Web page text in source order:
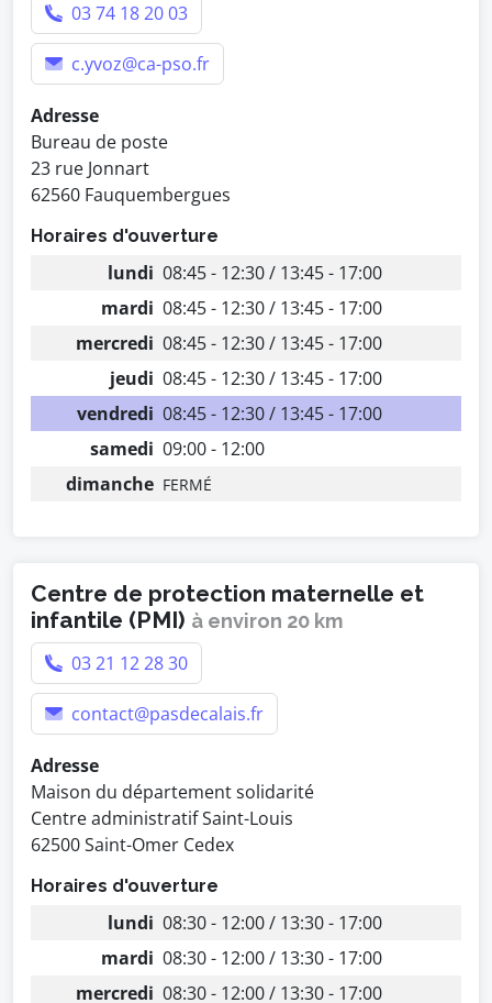
03 74 18 20 03
c.yvoz@ca-pso.fr
Adresse
Bureau de poste
23 rue Jonnart
62560 Fauquembergues
Horaires d'ouverture
lundi 08:45 - 12:30 / 13:45 - 17:00
mardi 08:45 - 12:30 / 13:45 - 17:00
mercredi 08:45 - 12:30 / 13:45 - 17:00
jeudi 08:45 - 12:30 / 13:45 - 17:00
vendredi 08:45 - 12:30 / 13:45 - 17:00
samedi 09:00 - 12:00
dimanche FERMÉ
Centre de protection maternelle et
infantile (PMI) à environ 20 km
03 21 12 28 30
contact@pasdecalais.fr
Adresse
Maison du département solidarité
Centre administratif Saint-Louis
62500 Saint-Omer Cedex
Horaires d'ouverture
lundi 08:30 - 12:00 / 13:30 - 17:00
mardi 08:30 - 12:00 / 13:30 - 17:00
mercredi 08:30 - 12:00 / 13:30 - 17:00